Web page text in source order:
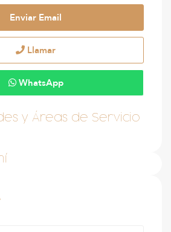
Enviar Email
Llamar
WhatsApp
y Áreas de Servicio